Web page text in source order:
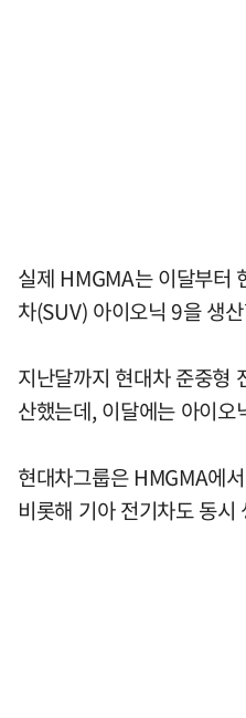
실제 HMGMA는 이달부터
차(SUV) 아이오닉 9을 생
지난달까지 현대차 준중형
산했는데, 이달에는 아이
현대차그룹은 HMGMA에
비롯해 기아 전기차도 동시